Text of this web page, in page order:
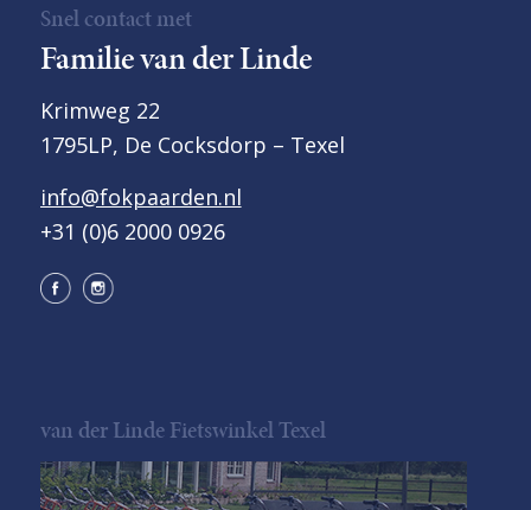
Snel contact met
Familie van der Linde
Krimweg 22
1795LP, De Cocksdorp – Texel
info@fokpaarden.nl
+31 (0)6 2000 0926
van der Linde Fietswinkel Texel